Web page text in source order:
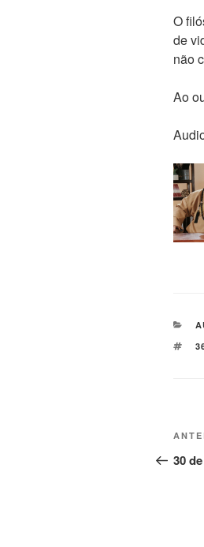
O
de
não
Ao
30